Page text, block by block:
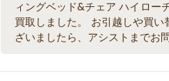
ィングベッド&チェア ハイロー
買取しました。 お引越しや買
ざいましたら、アシストまでお